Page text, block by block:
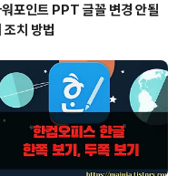
포인트 PPT 글꼴 변경 안될
조치 방법